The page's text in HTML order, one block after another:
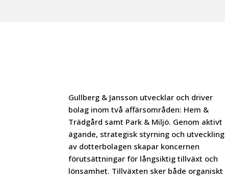
Gullberg & Jansson utvecklar och driver
bolag inom två affärsområden: Hem &
Trädgård samt Park & Miljö. Genom aktivt
ägande, strategisk styrning och utveckling
av dotterbolagen skapar koncernen
förutsättningar för långsiktig tillväxt och
lönsamhet. Tillväxten sker både organiskt